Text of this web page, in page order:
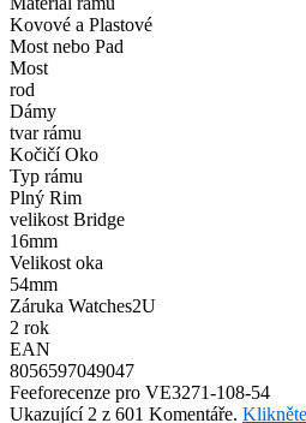
Kovové a Plastové
Most nebo Pad
Most
rod
Dámy
tvar rámu
Kočičí Oko
Typ rámu
Plný Rim
velikost Bridge
16mm
Velikost oka
54mm
Záruka Watches2U
2 rok
EAN
8056597049047
Feeforecenze pro VE3271-108-54
Ukazující 2 z 601 Komentáře.